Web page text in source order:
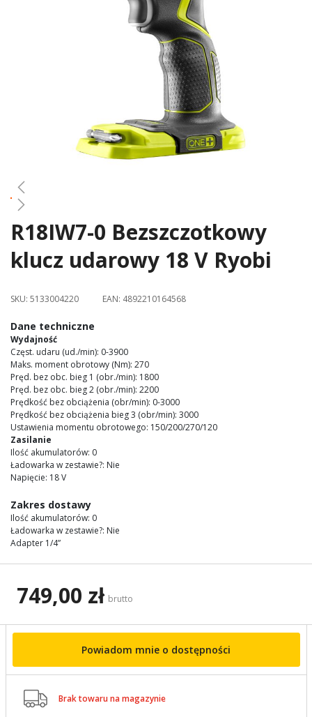
Skip
to
the
of
images
gallery
R18IW7-0 Bezszczotkowy
klucz udarowy 18 V Ryobi
SKU: 5133004220 EAN: 4892210164568
Dane techniczne
Wydajność
Częst. udaru (ud./min): 0-3900
Maks. moment obrotowy (Nm): 270
Pręd. bez obc. bieg 1 (obr./min): 1800
Pręd. bez obc. bieg 2 (obr./min): 2200
Prędkość bez obciążenia (obr/min): 0-3000
Prędkość bez obciążenia bieg 3 (obr/min): 3000
Ustawienia momentu obrotowego: 150/200/270/120
Zasilanie
Ilość akumulatorów: 0
Ładowarka w zestawie?: Nie
Napięcie: 18 V
Zakres dostawy
Ilość akumulatorów: 0
Ładowarka w zestawie?: Nie
Adapter 1/4”
749,00 zł brutto
Powiadom mnie o dostępności
 Brak towaru na magazynie